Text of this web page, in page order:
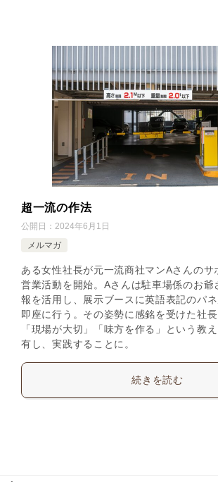
超一流の作法
公開日： 2024年6月1日
メルマガ
ある女性社長が元一流商社マンAさんのサ
営業活動を開始。Aさんは駐車場係のお爺
報を活用し、展示ブースに英語表記のパ
即座に行う。その姿勢に感銘を受けた社
「現場が大切」「味方を作る」という教
有し、実践することに。
続きを読む